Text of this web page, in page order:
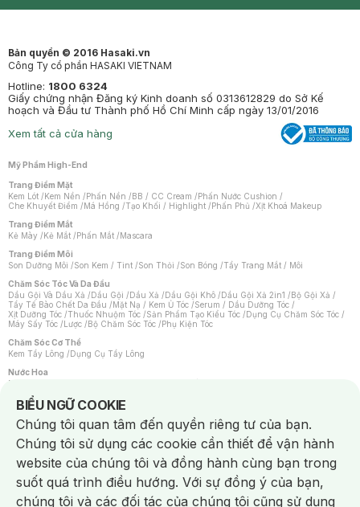
Bản quyền © 2016 Hasaki.vn
Công Ty cổ phần HASAKI VIETNAM
Hotline: 1800 6324
Giấy chứng nhận Đăng ký Kinh doanh số 0313612829 do Sở Kế
hoạch và Đầu tư Thành phố Hồ Chí Minh cấp ngày 13/01/2016
Xem tất cả cửa hàng
Mỹ Phẩm High-End
Trang Điểm Mặt
Kem Lót /Kem Nền /Phấn Nền /BB / CC Cream /Phấn Nước Cushion /
Che Khuyết Điểm /Má Hồng /Tạo Khối / Highlight /Phấn Phủ /Xịt Khoá Makeup
Trang Điểm Mắt
Kẻ Mày /Kẻ Mắt /Phấn Mắt /Mascara
Trang Điểm Môi
Son Dưỡng Môi /Son Kem / Tint /Son Thỏi /Son Bóng /Tẩy Trang Mắt / Môi
Chăm Sóc Tóc Và Da Đầu
Dầu Gội Và Dầu Xả /Dầu Gội /Dầu Xả /Dầu Gội Khô /Dầu Gội Xả 2in1 /Bộ Gội Xả /
Tẩy Tế Bào Chết Da Đầu /Mặt Nạ / Kem Ủ Tóc /Serum / Dầu Dưỡng Tóc /
Xịt Dưỡng Tóc /Thuốc Nhuộm Tóc /Sản Phẩm Tạo Kiểu Tóc /Dụng Cụ Chăm Sóc Tóc /
Máy Sấy Tóc /Lược /Bộ Chăm Sóc Tóc /Phụ Kiện Tóc
Chăm Sóc Cơ Thể
Kem Tẩy Lông /Dụng Cụ Tẩy Lông
Nước Hoa
Nước Hoa Nữ
Chăm Sóc Cá Nhân
Chống Muỗi /Khẩu Trang /Máy Massage/Mặt Nạ Xông Hơi /Nước Rửa Tay/
Sản Phẩm Chăm Sóc Khác /Bàn Chải Đánh Răng /Bàn Chải Điện/
Hỗ Trợ Trắng Răng/Kem Đánh Răng /Máy Tăm Nước/ Nước Súc Miệng/
Tăm / Chỉ Nha Khoa/ Xịt Thơm Miệng / Dung Dịch Vệ Sinh/Dưỡng Vùng Kín/
Khăn Ướt Vệ Sinh Vùng Kín/Băng Vệ Sinh/Tampon/Bọt Cạo Râu /Dao Cạo Râu/
Máy Cạo Râu
Vấn Đề Về Da
Da Dầu / Lỗ Chân Lông To/ Da Khô / Mất Nước/ Da Lão Hóa/ Da Mụn/
BIỂU NGỮ COOKIE
Notice about cookies usage
Chúng tôi quan tâm đến quyền riêng tư của bạn.
Chúng tôi sử dụng các cookie cần thiết để vận hành
website của chúng tôi và đồng hành cùng bạn trong
suốt quá trình điều hướng. Với sự đồng ý của bạn,
chúng tôi và các đối tác của chúng tôi cũng sử dụng